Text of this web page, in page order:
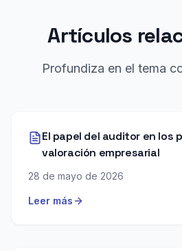
Artículos
Profundiza en el tema
El papel del auditor en los
valoración empresarial
28 de mayo de 2026
Leer más